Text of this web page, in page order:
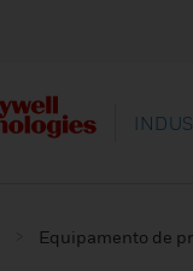
Equipamento de